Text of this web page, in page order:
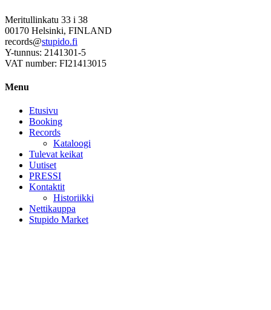
Meritullinkatu 33 i 38
00170 Helsinki, FINLAND
records@stupido.fi
Y-tunnus: 2141301-5
VAT number: FI21413015
Menu
Etusivu
Booking
Records
Kataloogi
Tulevat keikat
Uutiset
PRESSI
Kontaktit
Historiikki
Nettikauppa
Stupido Market